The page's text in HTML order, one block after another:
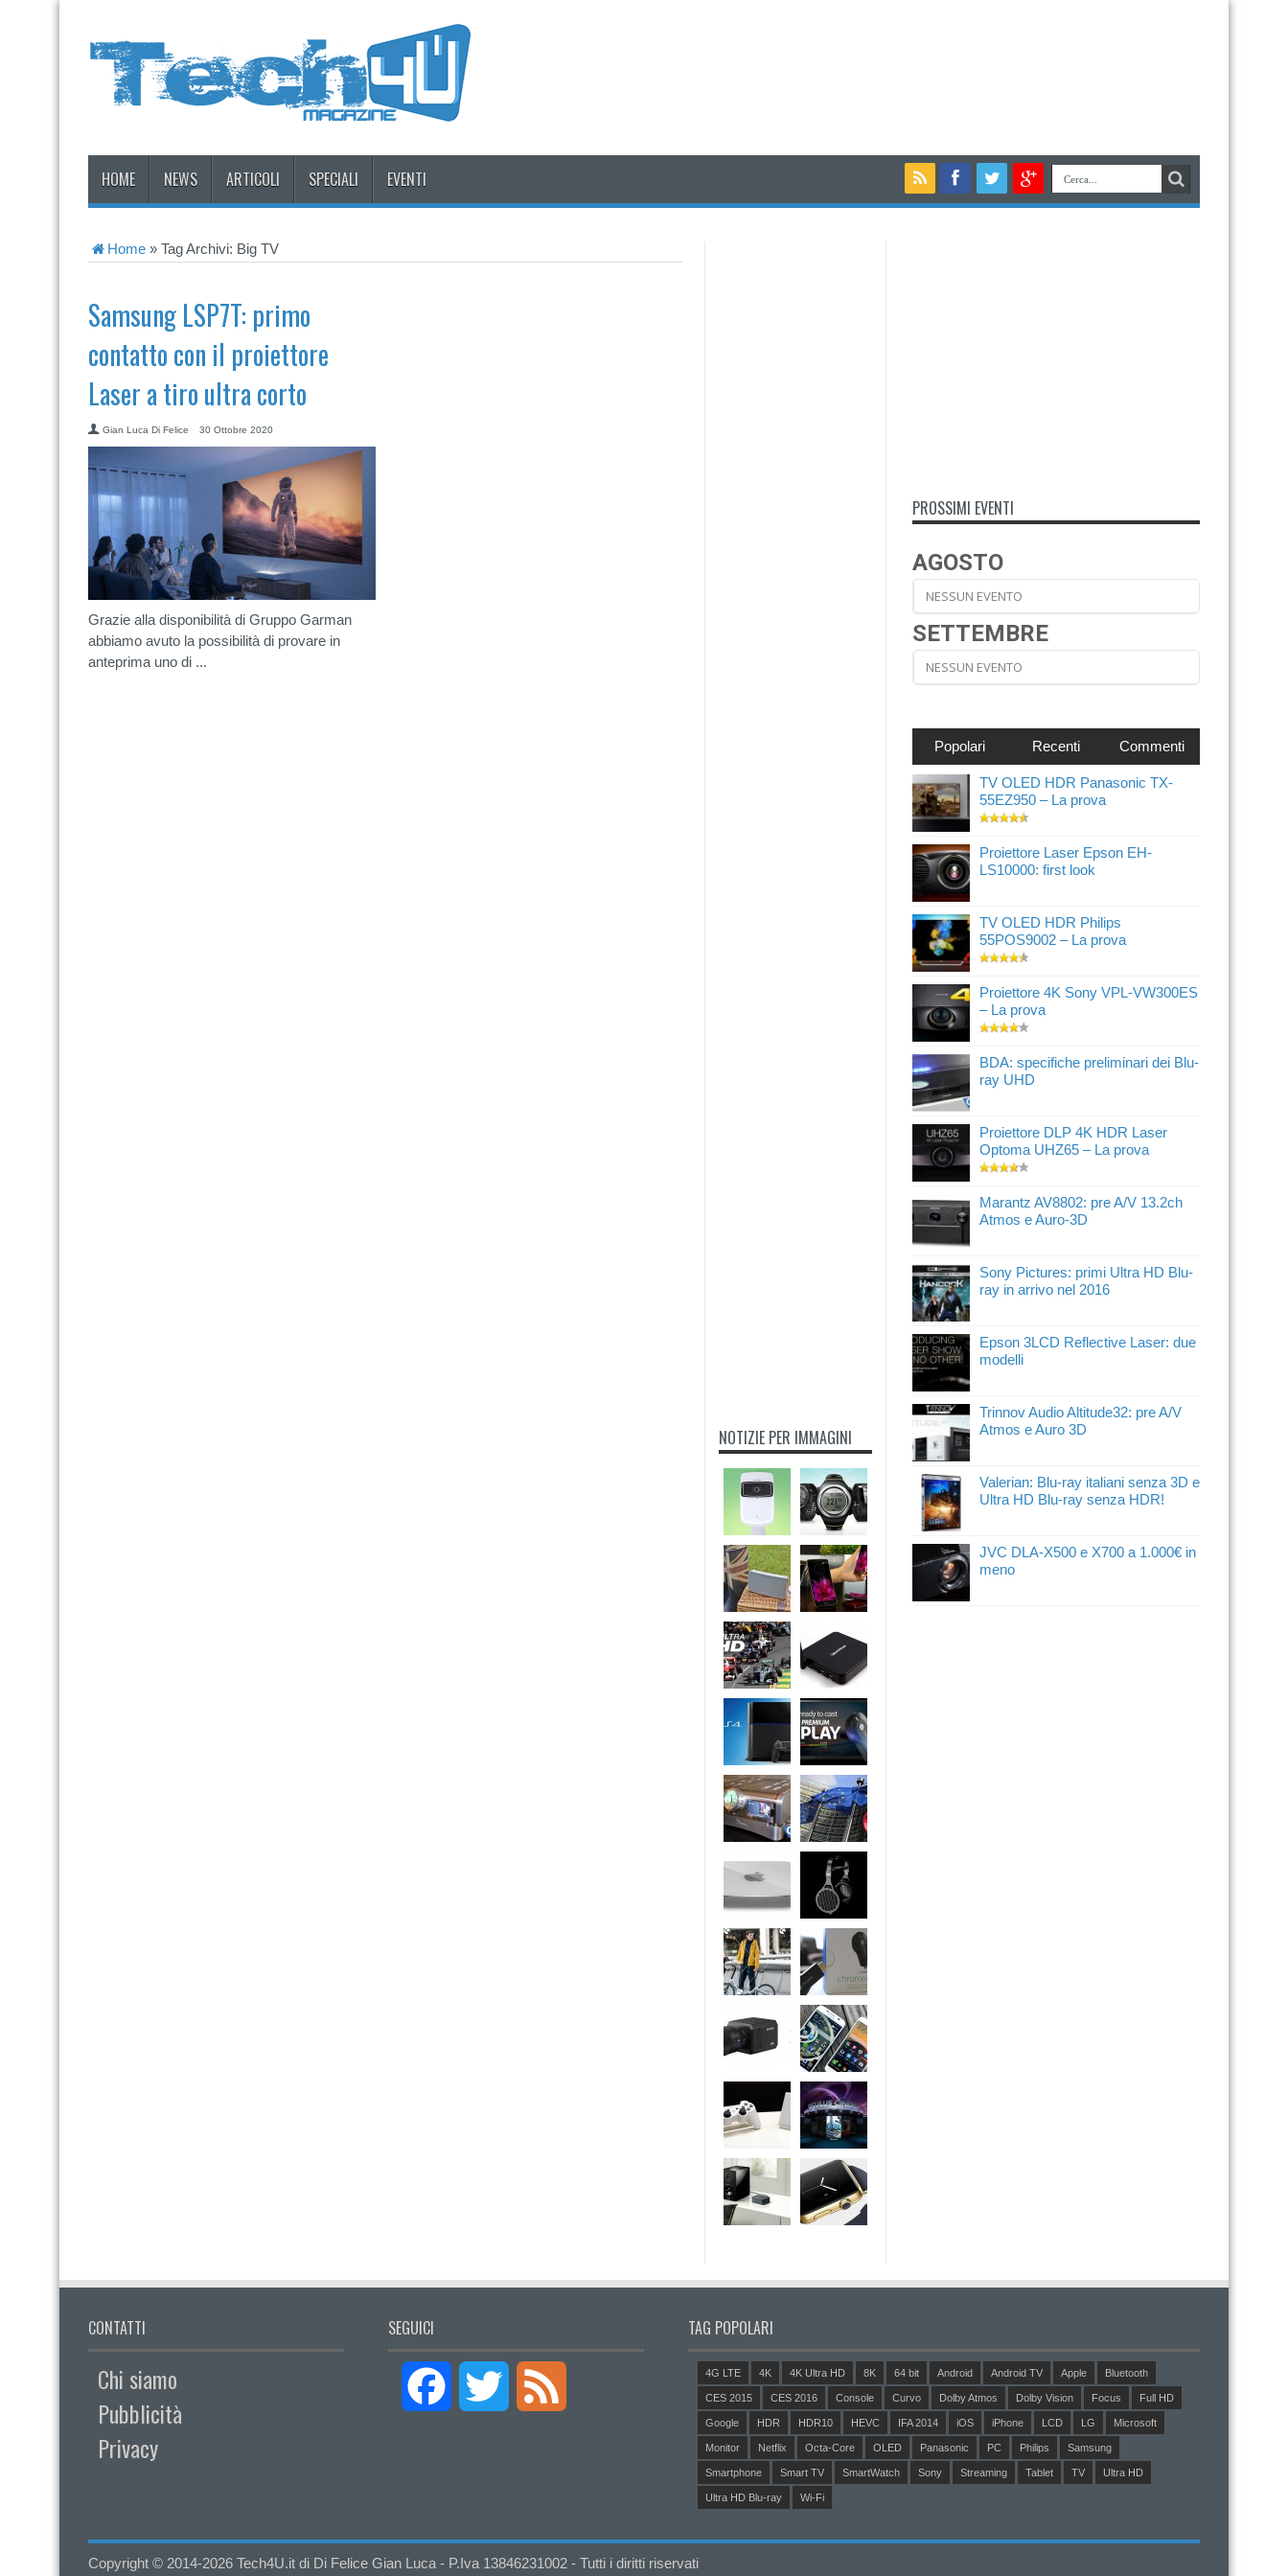
HOME NEWS ARTICOLI SPECIALI EVENTI
Home » Tag Archivi: Big TV
Samsung LSP7T: primo
contatto con il proiettore
Laser a tiro ultra corto
Gian Luca Di Felice 30 Ottobre 2020
Grazie alla disponibilità di Gruppo Garman
abbiamo avuto la possibilità di provare in
anteprima uno di ...
NOTIZIE PER IMMAGINI
PROSSIMI EVENTI
AGOSTO
NESSUN EVENTO
SETTEMBRE
NESSUN EVENTO
Popolari Recenti Commenti
TV OLED HDR Panasonic TX-
55EZ950 – La prova
Proiettore Laser Epson EH-
LS10000: first look
TV OLED HDR Philips
55POS9002 – La prova
Proiettore 4K Sony VPL-VW300ES
– La prova
BDA: specifiche preliminari dei Blu-
ray UHD
Proiettore DLP 4K HDR Laser
Optoma UHZ65 – La prova
Marantz AV8802: pre A/V 13.2ch
Atmos e Auro-3D
Sony Pictures: primi Ultra HD Blu-
ray in arrivo nel 2016
Epson 3LCD Reflective Laser: due
modelli
Trinnov Audio Altitude32: pre A/V
Atmos e Auro 3D
Valerian: Blu-ray italiani senza 3D e
Ultra HD Blu-ray senza HDR!
JVC DLA-X500 e X700 a 1.000€ in
meno
CONTATTI
Chi siamo
Pubblicità
Privacy
SEGUICI
Facebook Twitter
TAG POPOLARI
4G LTE 4K 4K Ultra HD 8K 64 bit Android Android TV Apple Bluetooth
CES 2015 CES 2016 Console Curvo Dolby Atmos Dolby Vision Focus Full HD
Google HDR HDR10 HEVC IFA 2014 iOS iPhone LCD LG Microsoft
Monitor Netflix Octa-Core OLED Panasonic PC Philips Samsung
Smartphone Smart TV SmartWatch Sony Streaming Tablet TV Ultra HD
Ultra HD Blu-ray Wi-Fi
Copyright © 2014-2026 Tech4U.it di Di Felice Gian Luca - P.Iva 13846231002 - Tutti i diritti riservati